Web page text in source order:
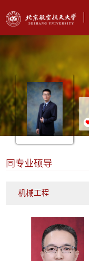
同专业硕导
机械工程